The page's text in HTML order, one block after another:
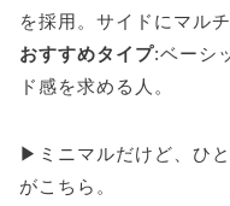
を採用。サイドにマル
おすすめタイプ:ベーシ
ド感を求める人。
▶ミニマルだけど、ひ
がこちら。